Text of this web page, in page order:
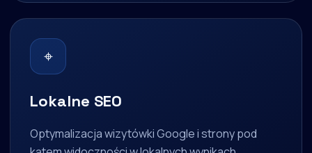
⌖
Lokalne SEO
Optymalizacja wizytówki Google i strony pod